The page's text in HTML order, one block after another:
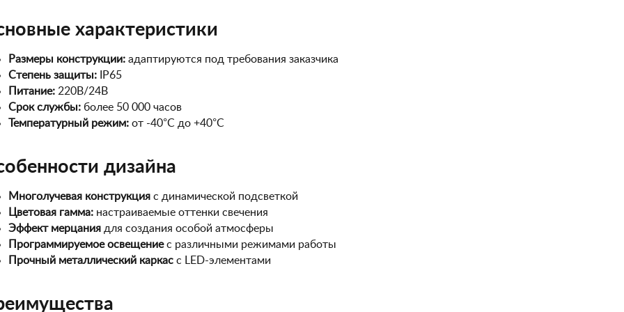
характеристики
Размеры конструкции:адаптируются под требования заказчика
Степень защиты:IP65
Питание:220В/24В
Срок службы:более 50 000 часов
Температурный режим:от -40°C до +40°C
дизайна
Многолучевая конструкцияс динамической подсветкой
Цветовая гамма:настраиваемые оттенки свечения
Эффект мерцаниядля создания особой атмосферы
Программируемое освещениес различными режимами работы
Прочный металлический каркасс LED-элементами